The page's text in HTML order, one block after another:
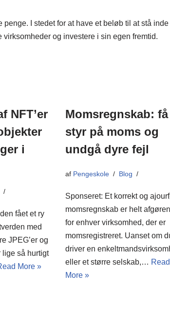
I stedet for at have et beløb til at stå inde
og investere i sin egen fremtid.
NFT’er
i
fået et ry
med
JPEG’er og
lige så hurtigt
More »
Momsregnskab: få
styr på moms og
undgå dyre fejl
af Pengeskole Blog
Sponseret: Et korrekt og
momsregnskab er helt
for enhver virksomhed, der er
momsregistreret. Uanset om
driver en
eller et større selskab,… Read
More »